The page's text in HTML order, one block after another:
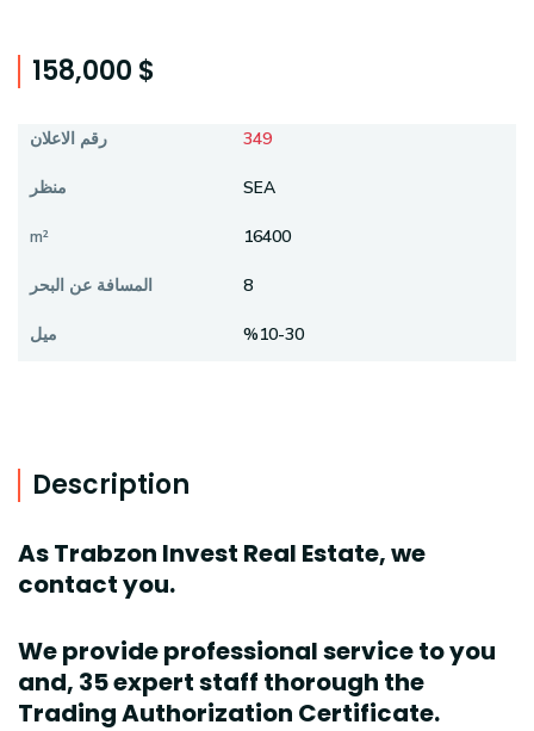
158,000 $
رقم الاعلان 349
منظر SEA
m² 16400
المسافة عن البحر 8
ميل %10-30
Description
As Trabzon Invest Real Estate, we
contact you.
We provide professional service to you
and, 35 expert staff thorough the
Trading Authorization Certificate.